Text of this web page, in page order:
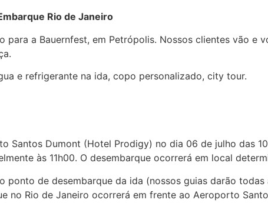
Rio de Janeiro
para a Bauernfest, em Petrópolis. Nossos clientes vão e
e refrigerante na ida, copo personalizado, city tour.
Santos Dumont (Hotel Prodigy) no dia 06 de julho das
às 11h00. O desembarque ocorrerá em local
ponto de desembarque da ida (nossos guias darão
no Rio de Janeiro ocorrerá em frente ao Aeroporto